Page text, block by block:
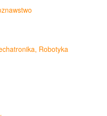
Robotyka